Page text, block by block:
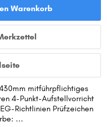
Warenkorb
mitführpflichtiges
4-Punkt-Aufstellvorricht
Richtlinien Prüfzeichen
...